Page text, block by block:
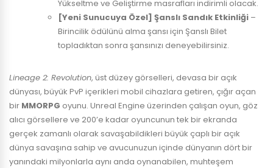
Yükseltme ve Geliştirme masrafları indirimli olacak.
[Yeni Sunucuya Özel] Şanslı Sandık Etkinliği –
Birincilik ödülünü alma şansı için Şanslı Bilet
topladıktan sonra şansınızı deneyebilirsiniz.
Lineage 2: Revolution, üst düzey görselleri, devasa bir açık
dünyası, büyük PvP içerikleri mobil cihazlara getiren, çığır açan
bir MMORPG oyunu. Unreal Engine üzerinden çalışan oyun, göz
alıcı görsellere ve 200’e kadar oyuncunun tek bir ekranda
gerçek zamanlı olarak savaşabildikleri büyük çaplı bir açık
dünya savaşına sahip ve avucunuzun içinde dünyanın dört bir
yanındaki milyonlarla aynı anda oynanabilen, muhteşem